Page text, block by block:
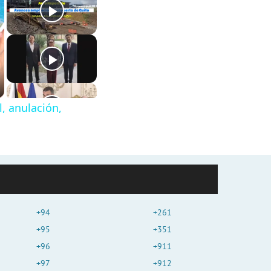
anulación,
+94
+95
+96
+97
+261
+351
+911
+912